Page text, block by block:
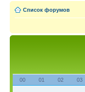
Список форумов
00 01 02 03